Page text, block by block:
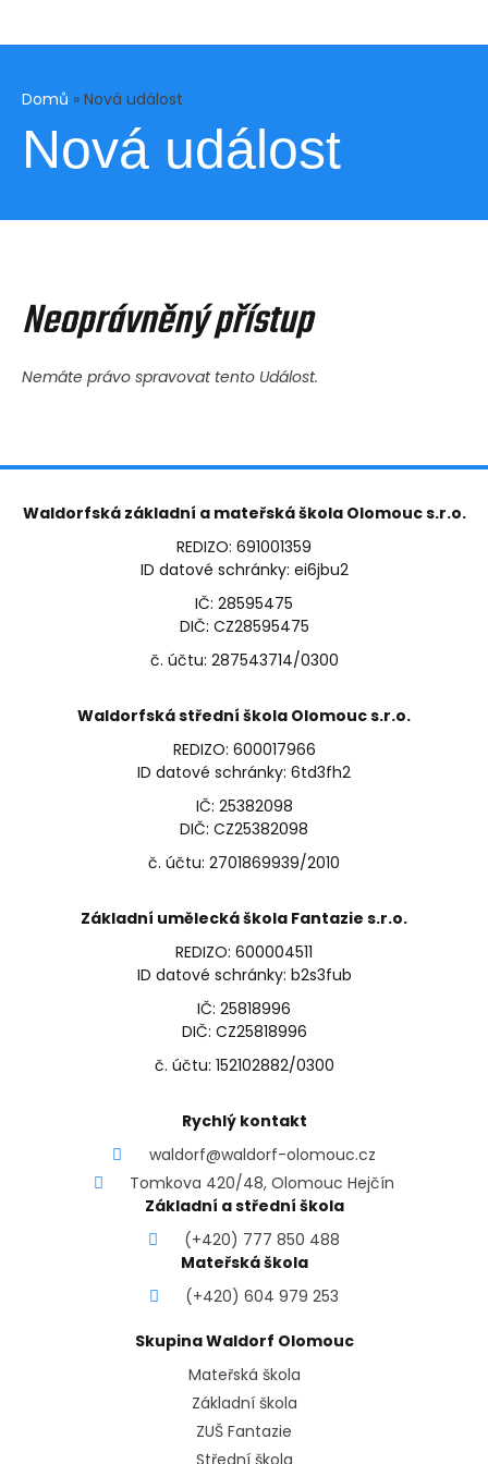
Domů » Nová událost
Nová událost
Neoprávněný přístup
Nemáte právo spravovat tento Událost.
Waldorfská základní a mateřská škola Olomouc s.r.o.
REDIZO: 691001359
ID datové schránky: ei6jbu2
IČ: 28595475
DIČ: CZ28595475
č. účtu: 287543714/0300
Waldorfská střední škola Olomouc s.r.o.
REDIZO: 600017966
ID datové schránky: 6td3fh2
IČ: 25382098
DIČ: CZ25382098
č. účtu: 2701869939/2010
Základní umělecká škola Fantazie s.r.o.
REDIZO: 600004511
ID datové schránky: b2s3fub
IČ: 25818996
DIČ: CZ25818996
č. účtu: 152102882/0300
Rychlý kontakt
waldorf@waldorf-olomouc.cz
Tomkova 420/48, Olomouc Hejčín
Základní a střední škola
(+420) 777 850 488
Mateřská škola
(+420) 604 979 253
Skupina Waldorf Olomouc
Mateřská škola
Základní škola
ZUŠ Fantazie
Střední škola